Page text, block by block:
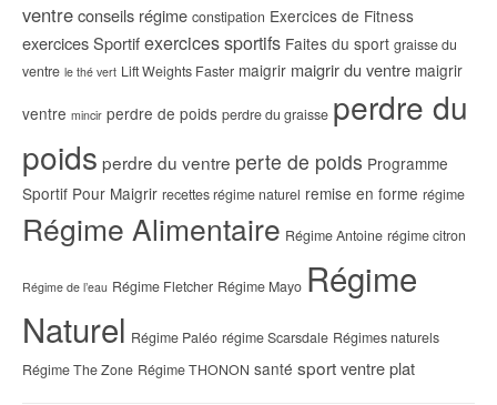
ventreconseils régime constipation Exercices de Fitness
exercices Sportifexercices sportifs Faites du sport graisse du
ventre le thé vert Lift Weights Faster maigrir maigrir du ventre maigrir
ventre mincir perdre de poids perdre du graisse perdre du
poids perdre du ventre perte de poids Programme
Sportif Pour Maigrir recettes régime naturel remise en forme régime
Régime Alimentaire Régime Antoine régime citron
Régime de l’eau Régime Fletcher Régime Mayo Régime
Naturel Régime Paléo régime Scarsdale Régimes naturels
Régime The Zone Régime THONON santé sportventre plat